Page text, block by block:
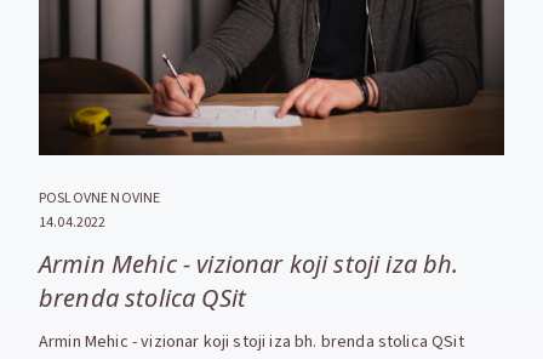
POSLOVNE NOVINE
14.04.2022
Armin Mehic - vizionar koji stoji iza bh.
brenda stolica QSit
Armin Mehic - vizionar koji stoji iza bh. brenda stolica QSit